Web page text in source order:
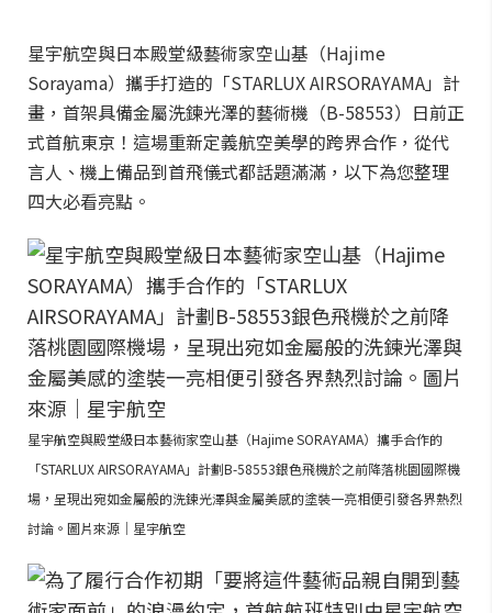
星宇航空與日本殿堂級藝術家空山基（Hajime
Sorayama）攜手打造的「STARLUX AIRSORAYAMA」計
畫，首架具備金屬洗鍊光澤的藝術機（B-58553）日前正
式首航東京！這場重新定義航空美學的跨界合作，從代
言人、機上備品到首飛儀式都話題滿滿，以下為您整理
四大必看亮點。
星宇航空與殿堂級日本藝術家空山基（Hajime SORAYAMA）攜手合作的
「STARLUX AIRSORAYAMA」計劃B-58553銀色飛機於之前降落桃園國際機
場，呈現出宛如金屬般的洗鍊光澤與金屬美感的塗裝一亮相便引發各界熱烈
討論。圖片來源｜星宇航空